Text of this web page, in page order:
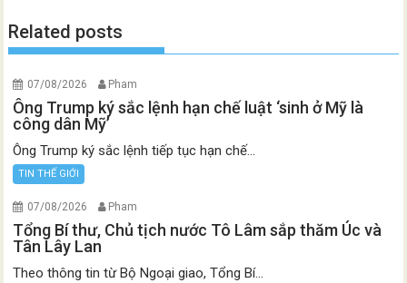
Related posts
07/08/2026 Pham
Ông Trump ký sắc lệnh hạn chế luật ‘sinh ở Mỹ là
công dân Mỹ’
Ông Trump ký sắc lệnh tiếp tục hạn chế...
TIN THẾ GIỚI
07/08/2026 Pham
Tổng Bí thư, Chủ tịch nước Tô Lâm sắp thăm Úc và
Tân Lây Lan
Theo thông tin từ Bộ Ngoại giao, Tổng Bí...